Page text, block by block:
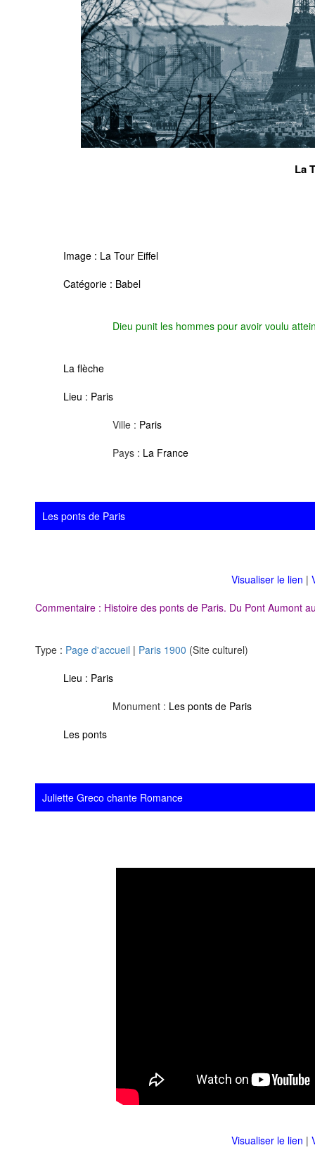
La
Image : La Tour Eiffel
Catégorie : Babel
Dieu punit les hommes pour avoir voulu
La flèche
Lieu : Paris
Ville : Paris
Pays : La France
Les ponts de Paris
Visualiser le lien |
Commentaire : Histoire des ponts de Paris. Du Pont Aumont
Type : Page d'accueil | Paris 1900 (Site culturel)
Lieu : Paris
Monument : Les ponts de Paris
Les ponts
Juliette Greco chante Romance
Visualiser le lien |